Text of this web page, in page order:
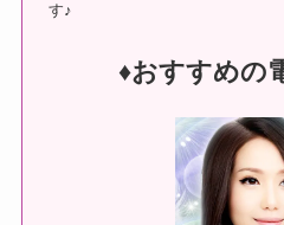
す♪
♦︎おすすめの